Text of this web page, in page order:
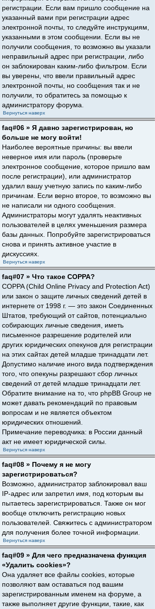
регистрации. Если вам пришло сообщение на
указанный вами при регистрации адрес
электронной почты, то следуйте инструкциям,
указанными в этом сообщении. Если вы не
получили сообщения, то возможно вы указали
неправильный адрес при регистрации, либо
он заблокирован каким-либо фильтром. Если
вы уверены, что ввели правильный адрес
электронной почты, но сообщения так и не
получили, то обратитесь за помощью к
администратору форума.
Вернуться наверх
faq#06 » Я давно зарегистрирован, но
больше не могу войти!
Наиболее вероятные причины: вы ввели
неверное имя или пароль (проверьте
электронное сообщение, которое пришло вам
после регистрации), или администратор
удалил вашу учетную запись по каким-либо
причинам. Если верно второе, то возможно вы
не написали ни одного сообщения.
Администраторы могут удалять неактивных
пользователей в целях уменьшения размера
базы данных. Попробуйте зарегистрироваться
снова и принять активное участие в
дискуссиях.
Вернуться наверх
faq#07 » Что такое COPPA?
COPPA (Child Online Privacy and Protection Act)
или закон о защите личных сведений детей в
интернете от 1998 г. — это закон Соединенных
Штатов, требующий от сайтов, потенциально
собирающих личные сведения, иметь
письменное разрешение родителей или
других юридических опекунов для регистрации
на этих сайтах детей младше тринадцати лет.
Допустимо наличие иного вида подтверждения
того, что опекуны разрешают сбор личных
сведений от детей младше тринадцати лет.
Обратите внимание на то, что phpBB Group не
может давать рекомендаций по правовым
вопросам и не является объектом
юридических отношений.
Примечание переводчика: в России данный
акт не имеет юридической силы.
Вернуться наверх
faq#08 » Почему я не могу
зарегистрироваться?
Возможно, администратор заблокировал ваш
IP-адрес или запретил имя, под которым вы
пытаетесь зарегистрироваться. Также он мог
вообще отключить регистрацию новых
пользователей. Свяжитесь с администратором
для получения более точной информации.
Вернуться наверх
faq#09 » Для чего предназначена функция
«Удалить cookies»?
Она удаляет все файлы cookies, которые
позволяют вам оставаться под вашим
зарегистрированным именем на форуме, а
также выполняет другие функции, такие, как